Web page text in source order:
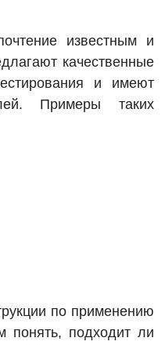
известным и
качественные
и имеют
Примеры таких
по применению
понять, подходит ли